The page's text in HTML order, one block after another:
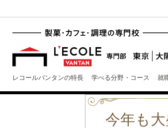
レコールバンタンの特長 学べる分野・コース 就
今年も